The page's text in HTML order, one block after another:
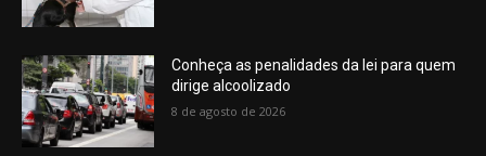
Conheça as penalidades da lei para quem
dirige alcoolizado
8 de agosto de 2026